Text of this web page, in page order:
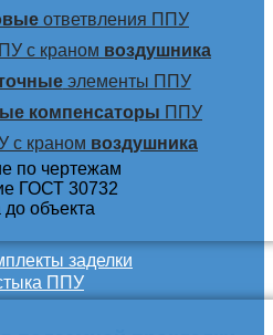
ответвления ППУ
с краном воздушника
элементы ППУ
компенсаторы ППУ
с краном воздушника
заделки
ППУ